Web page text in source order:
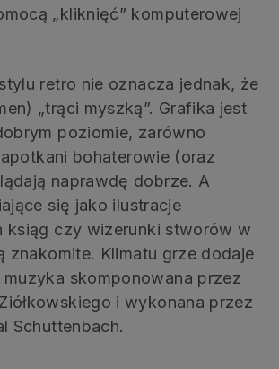
„kliknięć” komputerowej
retro nie oznacza jednak, że
„trąci myszką”. Grafika jest
poziomie, zarówno
bohaterowie (oraz
naprawdę dobrze. A
się jako ilustracje
ksiąg czy wizerunki stworów w
znakomite. Klimatu grze dodaje
skomponowana przez
i wykonana przez
Schuttenbach.